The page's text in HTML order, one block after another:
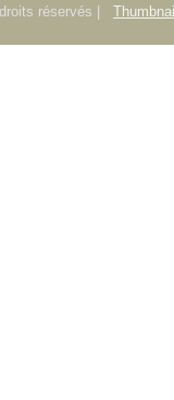
réservés |